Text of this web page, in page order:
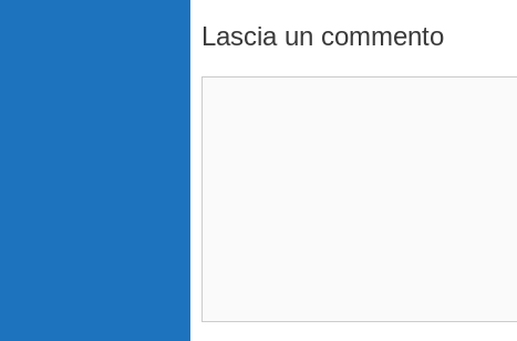
Lascia un commento